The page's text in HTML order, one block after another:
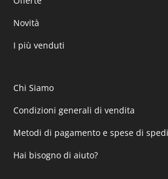
Novità
I più venduti
Chi Siamo
Condizioni generali di vendita
Metodi di pagamento e spese di
Hai bisogno di aiuto?